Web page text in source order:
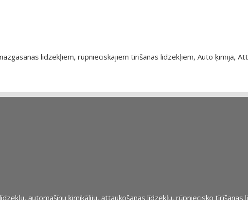
līdzekļiem, rūpnieciskajiem tīrīšanas līdzekļiem, Auto ķīmija,
automašīnu ķimikāliju, attaukošanas līdzekļu, rūpniecisko